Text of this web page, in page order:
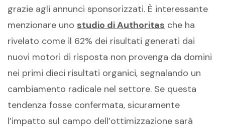
grazie agli annunci sponsorizzati. È interessante
menzionare uno studio di Authoritas che ha
rivelato come il 62% dei risultati generati dai
nuovi motori di risposta non provenga da domini
nei primi dieci risultati organici, segnalando un
cambiamento radicale nel settore. Se questa
tendenza fosse confermata, sicuramente
l’impatto sul campo dell’ottimizzazione sarà